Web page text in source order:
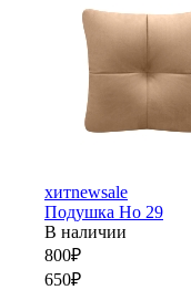
хитnewsale
Подушка Но 29
В наличии
800₽
650₽